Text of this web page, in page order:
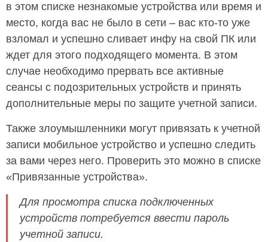
в этом списке незнакомые устройства или время и
место, когда вас не было в сети – вас кто-то уже
взломал и успешно сливает инфу на свой ПК или
ждет для этого подходящего момента. В этом
случае необходимо прервать все активные
сеансы с подозрительных устройств и принять
дополнительные меры по защите учетной записи.
Также злоумышленники могут привязать к учетной
записи мобильное устройство и успешно следить
за вами через него. Проверить это можно в списке
«Привязанные устройства».
Для просмотра списка подключенных
устройств потребуется ввести пароль
учетной записи.